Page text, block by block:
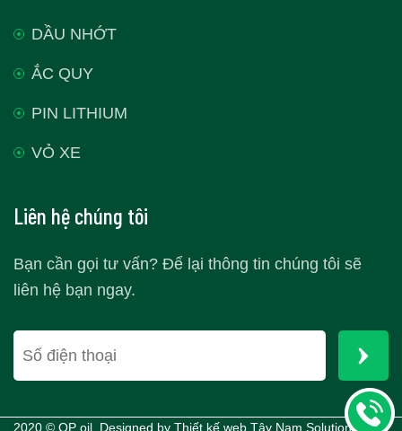
DẦU NHỚT
ẮC QUY
PIN LITHIUM
VỎ XE
Liên hệ chúng tôi
Bạn cần gọi tư vấn? Để lại thông tin chúng tôi sẽ
liên hệ bạn ngay.
2020 © QP oil. Designed by Thiết kế web Tây Nam Solutions